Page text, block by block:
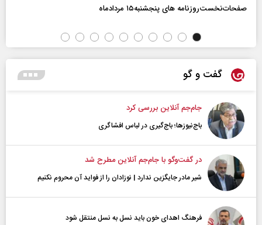
صفحات‌نخست‌روزنامه ها‌ی پنجشنبه‌۱۵ مردادماه
گفت و گو
جام‌جم آنلاین بررسی کرد
باج‌نیوزها؛ باج‌گیری در لباس افشاگری
در گفت‌و‌گو با جام‌جم آنلاین مطرح شد
شیر مادر جایگزین ندارد | نوزادان را از فواید آن محروم نکنیم
فرهنگ اهدای خون باید نسل به نسل منتقل شود